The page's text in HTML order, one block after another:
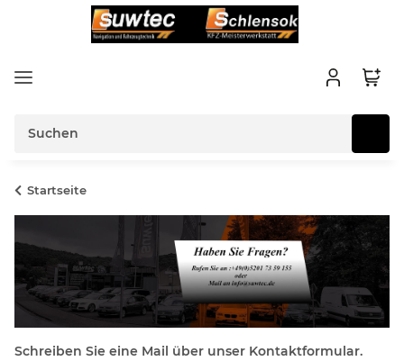
Startseite
Schreiben Sie eine Mail über unser Kontaktformular.